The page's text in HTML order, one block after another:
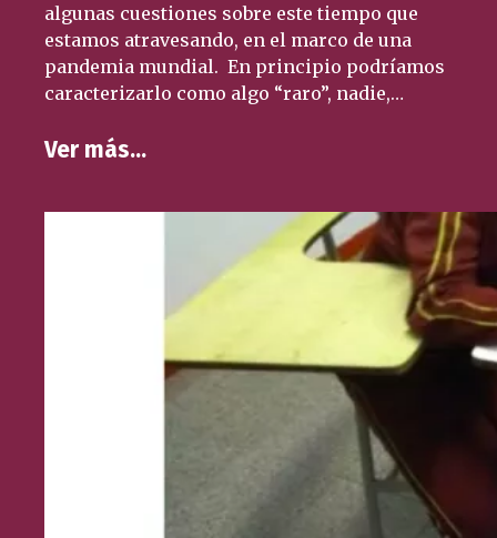
algunas cuestiones sobre este tiempo que
estamos atravesando, en el marco de una
pandemia mundial. En principio podríamos
caracterizarlo como algo “raro”, nadie,…
Ver más…